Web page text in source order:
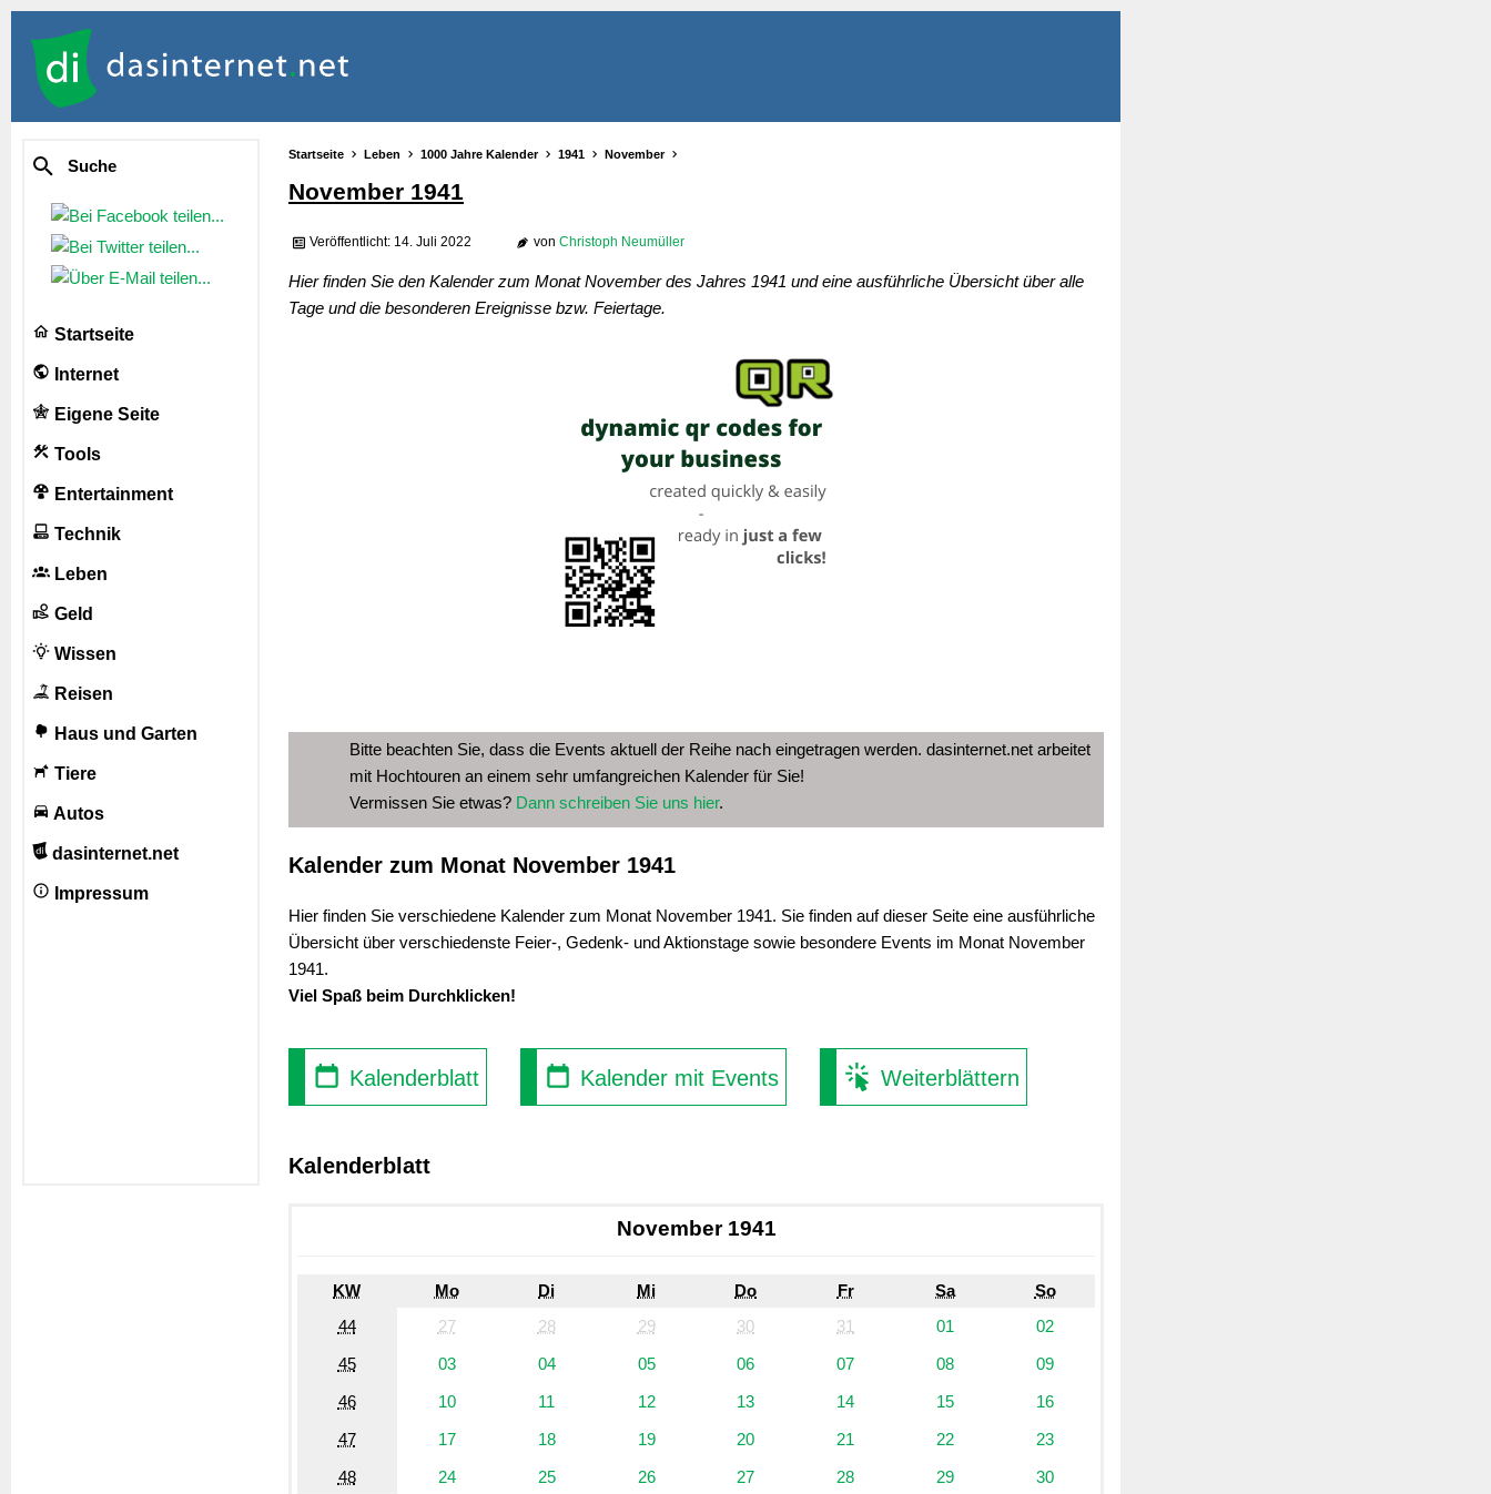
Suche
Startseite
Internet
Eigene Seite
Tools
Entertainment
Technik
Leben
Geld
Wissen
Reisen
Haus und Garten
Tiere
Autos
dasinternet.net
Impressum
Startseite Leben 1000 Jahre Kalender 1941 November
November 1941
Veröffentlicht: 14. Juli 2022 von Christoph Neumüller
Hier finden Sie den Kalender zum Monat November des Jahres 1941 und eine ausführliche Übersicht über alle
Tage und die besonderen Ereignisse bzw. Feiertage.
Bitte beachten Sie, dass die Events aktuell der Reihe nach eingetragen werden. dasinternet.net arbeitet
mit Hochtouren an einem sehr umfangreichen Kalender für Sie!
Vermissen Sie etwas? Dann schreiben Sie uns hier.
Kalender zum Monat November 1941
Hier finden Sie verschiedene Kalender zum Monat November 1941. Sie finden auf dieser Seite eine ausführliche
Übersicht über verschiedenste Feier-, Gedenk- und Aktionstage sowie besondere Events im Monat November
1941.
Viel Spaß beim Durchklicken!
Kalenderblatt Kalender mit Events Weiterblättern
Kalenderblatt
November 1941
KW Mo Di Mi Do Fr Sa
So
44
27 28 29 30 31 01
02
45
03 04 05 06 07 08
09
46
10 11 12 13 14 15
16
47
17 18 19 20 21 22
23
48
24 25 26 27 28 29 30